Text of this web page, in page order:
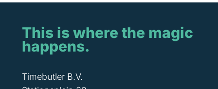
This is where the magic
happens.
Timebutler B.V.